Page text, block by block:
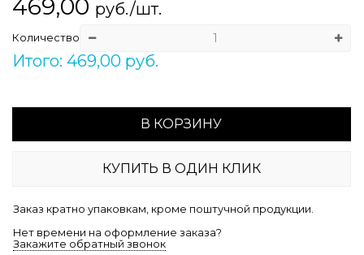
469,00 руб./шт.
Количество
Итого: 469,00 руб.
В КОРЗИНУ
КУПИТЬ В ОДИН КЛИК
Заказ кратно упаковкам, кроме поштучной продукции.
Нет времени на оформление заказа?
Закажите обратный звонок